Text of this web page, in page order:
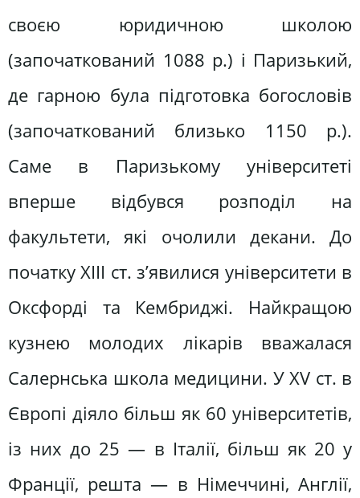
своєю юридичною школою
(започаткований 1088 р.) і Паризький,
де гарною була підготовка богословів
(започаткований близько 1150 р.).
Саме в Паризькому університеті
вперше відбувся розподіл на
факультети, які очолили декани. До
початку XIII ст. з’явилися університети в
Оксфорді та Кембриджі. Найкращою
кузнею молодих лікарів вважалася
Салернська школа медицини. У XV ст. в
Європі діяло більш як 60 університетів,
із них до 25 — в Італії, більш як 20 у
Франції, решта — в Німеччині, Англії,